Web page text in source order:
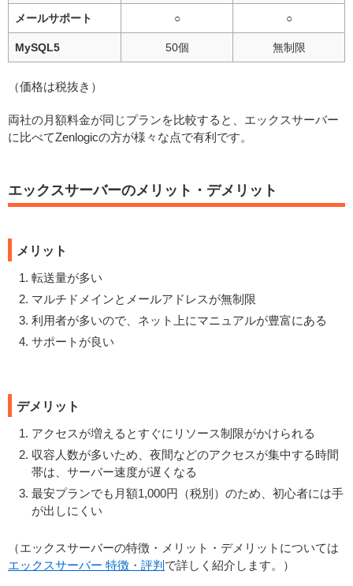
メールサポート ○ ○
MySQL5 50個 無制限
（価格は税抜き）
両社の月額料金が同じプランを比較すると、エックスサーバー
に比べてZenlogicの方が様々な点で有利です。
エックスサーバーのメリット・デメリット
メリット
転送量が多い
マルチドメインとメールアドレスが無制限
利用者が多いので、ネット上にマニュアルが豊富にある
サポートが良い
デメリット
アクセスが増えるとすぐにリソース制限がかけられる
収容人数が多いため、夜間などのアクセスが集中する時間
帯は、サーバー速度が遅くなる
最安プランでも月額1,000円（税別）のため、初心者には手
が出しにくい
（エックスサーバーの特徴・メリット・デメリットについては
エックスサーバー 特徴・評判 で詳しく紹介します。）